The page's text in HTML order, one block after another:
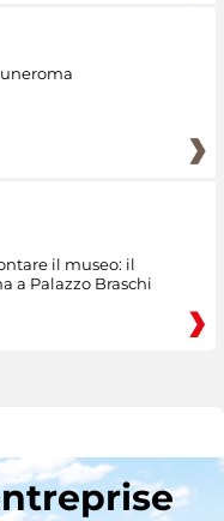
il museo: il
a Palazzo Braschi